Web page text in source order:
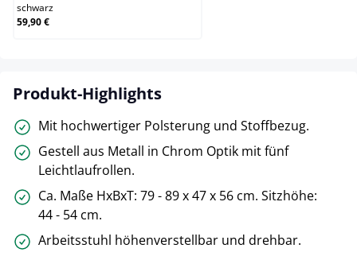
schwarz
59,90 €
Produkt-Highlights
Mit hochwertiger Polsterung und Stoffbezug.
Gestell aus Metall in Chrom Optik mit fünf
Leichtlaufrollen.
Ca. Maße HxBxT: 79 - 89 x 47 x 56 cm. Sitzhöhe:
44 - 54 cm.
Arbeitsstuhl höhenverstellbar und drehbar.